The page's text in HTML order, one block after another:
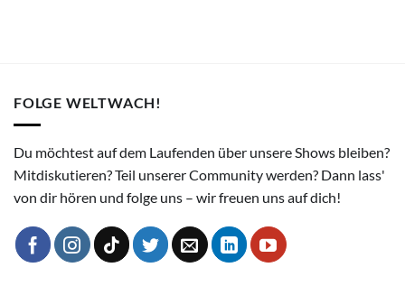
FOLGE WELTWACH!
Du möchtest auf dem Laufenden über unsere Shows bleiben?
Mitdiskutieren? Teil unserer Community werden? Dann lass'
von dir hören und folge uns – wir freuen uns auf dich!